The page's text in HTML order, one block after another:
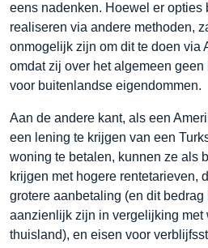
eens nadenken. Hoewel er opties
realiseren via andere methoden,
onmogelijk zijn om dit te doen via
omdat zij over het algemeen
voor buitenlandse eigendommen.
Aan de andere kant, als een
een lening te krijgen van een
woning te betalen, kunnen ze als
krijgen met hogere rentetarieven,
grotere aanbetaling (en dit
aanzienlijk zijn in vergelijking met
thuisland), en eisen voor